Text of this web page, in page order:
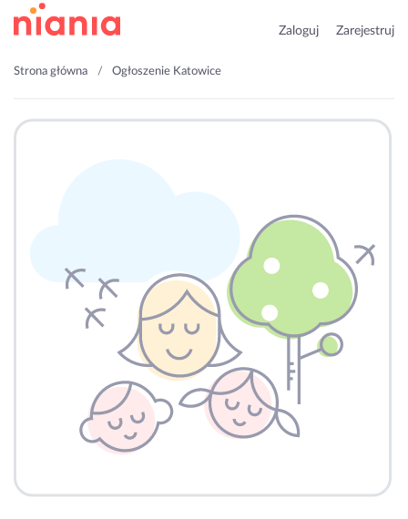
Zaloguj Zarejestruj
Strona główna Ogłoszenie Katowice